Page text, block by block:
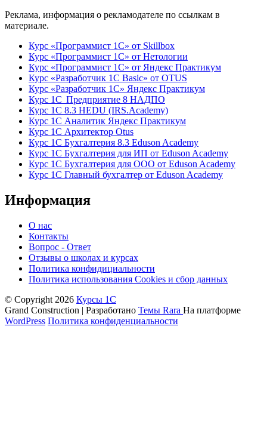
Реклама, информация о рекламодателе по ссылкам в
материале.
Курс «Программист 1С» от Skillbox
Курс «Программист 1С» от Нетологии
Курс «Программист 1С» от Яндекс Практикум
Курс «Разработчик 1С Basic» от OTUS
Курс «Разработчик 1С» Яндекс Практикум
Курс 1С Предприятие 8 НАДПО
Курс 1С 8.3 HEDU (IRS.Academy)
Курс 1С Аналитик Яндекс Практикум
Курс 1С Архитектор Otus
Курс 1С Бухгалтерия 8.3 Eduson Academy
Курс 1С Бухгалтерия для ИП от Eduson Academy
Курс 1С Бухгалтерия для ООО от Eduson Academy
Курс 1С Главный бухгалтер от Eduson Academy
Информация
О нас
Контакты
Вопрос - Ответ
Отзывы о школах и курсах
Политика конфидициальности
Политика использования Cookies и сбор данных
© Copyright 2026 Курсы 1С
Grand Construction | Разработано Темы Rara На платформе
WordPress Политика конфиденциальности